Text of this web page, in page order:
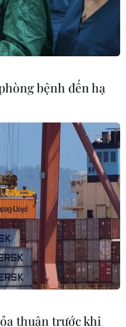
bệnh đến hạ
thuận trước khi